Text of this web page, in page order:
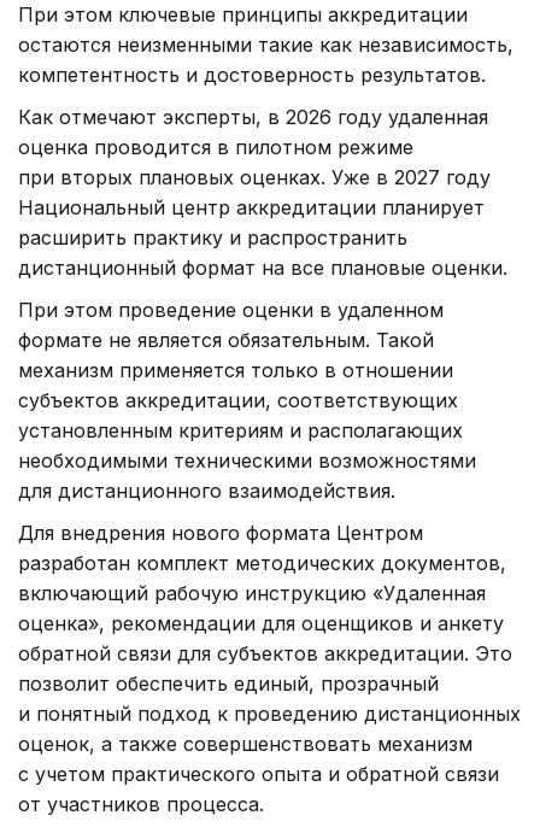
При этом ключевые принципы аккредитации
остаются неизменными такие как независимость,
компетентность и достоверность результатов.
Как отмечают эксперты, в 2026 году удаленная
оценка проводится в пилотном режиме
при вторых плановых оценках. Уже в 2027 году
Национальный центр аккредитации планирует
расширить практику и распространить
дистанционный формат на все плановые оценки.
При этом проведение оценки в удаленном
формате не является обязательным. Такой
механизм применяется только в отношении
субъектов аккредитации, соответствующих
установленным критериям и располагающих
необходимыми техническими возможностями
для дистанционного взаимодействия.
Для внедрения нового формата Центром
разработан комплект методических документов,
включающий рабочую инструкцию «Удаленная
оценка», рекомендации для оценщиков и анкету
обратной связи для субъектов аккредитации. Это
позволит обеспечить единый, прозрачный
и понятный подход к проведению дистанционных
оценок, а также совершенствовать механизм
с учетом практического опыта и обратной связи
от участников процесса.